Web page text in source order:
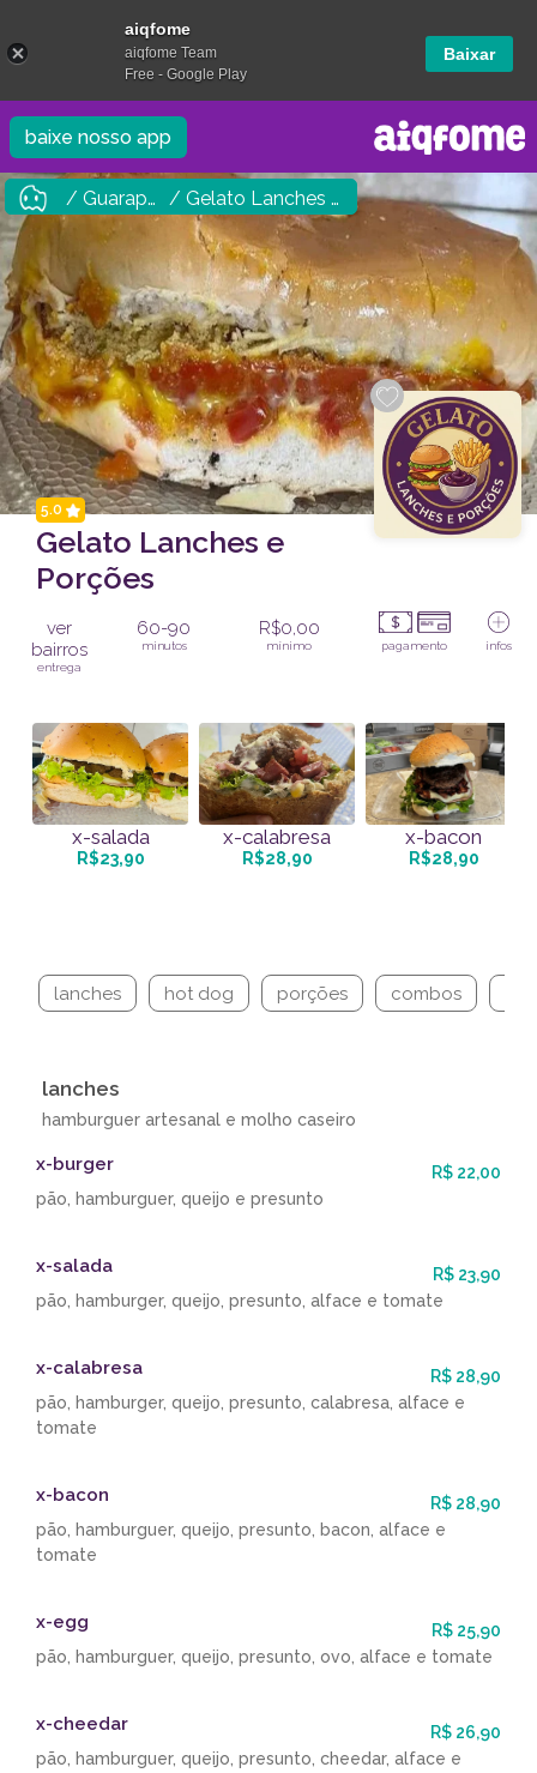
baixe nosso app
/ Guarapuava / Gelato Lanches e Porções
5.0
Gelato Lanches e
Porções
ver
bairros
entrega
60-90
minutos
R$0,00
mínimo pagamento infos
x-salada
R$23,90
x-calabresa
R$28,90
x-bacon
R$28,90
lanches hot dog porções combos
lanches
hamburguer artesanal e molho caseiro
x-burger
R$ 22,00
pão, hamburguer, queijo e presunto
x-salada
R$ 23,90
pão, hamburger, queijo, presunto, alface e tomate
x-calabresa
R$ 28,90
pão, hamburger, queijo, presunto, calabresa, alface e
tomate
x-bacon
R$ 28,90
pão, hamburguer, queijo, presunto, bacon, alface e
tomate
x-egg
R$ 25,90
pão, hamburguer, queijo, presunto, ovo, alface e tomate
x-cheedar
R$ 26,90
pão, hamburguer, queijo, presunto, cheedar, alface e
aiqfome
aiqfome Team
Free - Google Play
Baixar